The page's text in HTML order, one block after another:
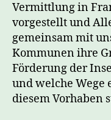
Vermittlung in
vorgestellt und
gemeinsam mit
Kommunen ihre
Förderung der
und welche Wege
diesem Vorhaben